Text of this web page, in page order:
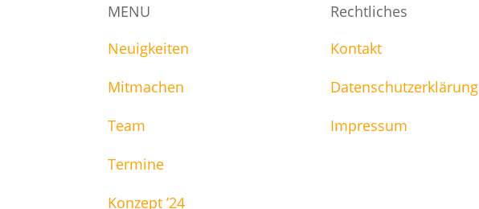
MENU
Neuigkeiten
Mitmachen
Team
Termine
Konzept ’24
Rechtliches
Kontakt
Datenschutzerklärung
Impressum